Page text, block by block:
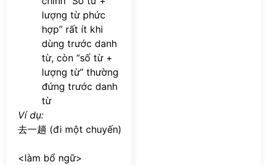
lượng từ phức
hợp” rất ít khi
dùng trước danh
từ, còn “số từ +
lượng từ” thường
đứng trước danh
từ
Ví dụ:
去一趟 (đi một chuyến)
<làm bổ ngữ>